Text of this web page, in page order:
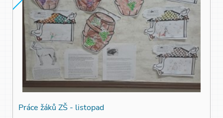
Práce žáků ZŠ - listopad